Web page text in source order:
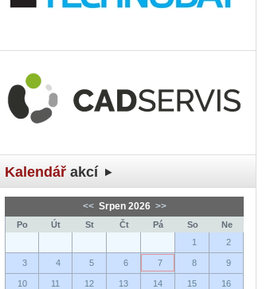
Kalendář akcí
<< Srpen 2026 >>
Po Út St Čt Pá So
Ne
1
2
3 4 5 6 7 8 9
10 11 12 13 14 15 16